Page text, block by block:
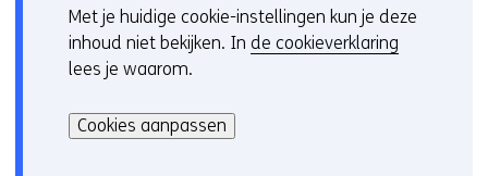
s
t
C
o
o
i
Met je huidige cookie-instellingen kun je deze
inhoud niet bekijken. In de cookieverklaring
lees je waarom.
kan
het
Cookies aanpassen